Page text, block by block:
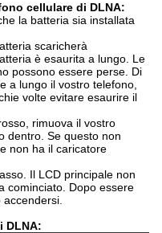
cellulare di DLNA:
la batteria sia installata
scaricherà
è esaurita a lungo. Le
possono essere perse. Di
a lungo il vostro telefono,
volte evitare esaurire il
rimuova il vostro
dentro. Se questo non
non ha il caricatore
Il LCD principale non
cominciato. Dopo essere
DLNA: